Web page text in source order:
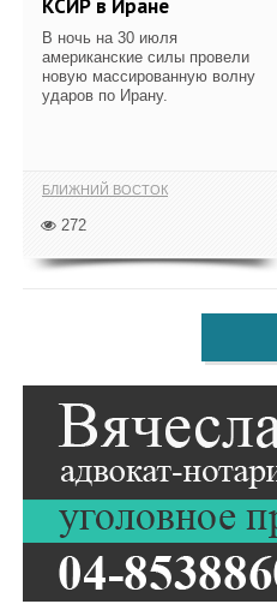
КСИР в Иране
В ночь на 30 июля
американские силы провели
новую массированную волну
ударов по Ирану.
БЛИЖНИЙ ВОСТОК
272